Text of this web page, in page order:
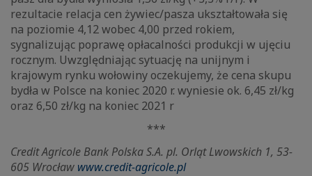
rezultacie relacja cen żywiec/pasza ukształtowała się
na poziomie 4,12 wobec 4,00 przed rokiem,
sygnalizując poprawę opłacalności produkcji w ujęciu
rocznym. Uwzględniając sytuację na unijnym i
krajowym rynku wołowiny oczekujemy, że cena skupu
bydła w Polsce na koniec 2020 r. wyniesie ok. 6,45 zł/kg
oraz 6,50 zł/kg na koniec 2021 r
***
Credit Agricole Bank Polska S.A. pl. Orląt Lwowskich 1, 53-
605 Wrocław www.credit-agricole.pl